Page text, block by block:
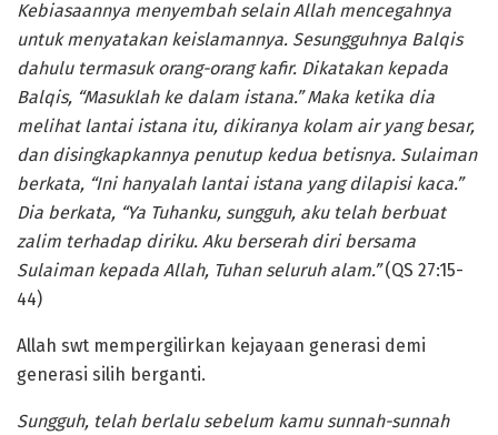
Kebiasaannya menyembah selain Allah mencegahnya
untuk menyatakan keislamannya. Sesungguhnya Balqis
dahulu termasuk orang-orang kafir. Dikatakan kepada
Balqis, “Masuklah ke dalam istana.” Maka ketika dia
melihat lantai istana itu, dikiranya kolam air yang besar,
dan disingkapkannya penutup kedua betisnya. Sulaiman
berkata, “Ini hanyalah lantai istana yang dilapisi kaca.”
Dia berkata, “Ya Tuhanku, sungguh, aku telah berbuat
zalim terhadap diriku. Aku berserah diri bersama
Sulaiman kepada Allah, Tuhan seluruh alam.”(QS 27:15-
44)
Allah swt mempergilirkan kejayaan generasi demi
generasi silih berganti.
Sungguh, telah berlalu sebelum kamu sunnah-sunnah